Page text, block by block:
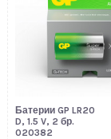
Батерии GP LR20
D, 1.5 V, 2 бр.
020382